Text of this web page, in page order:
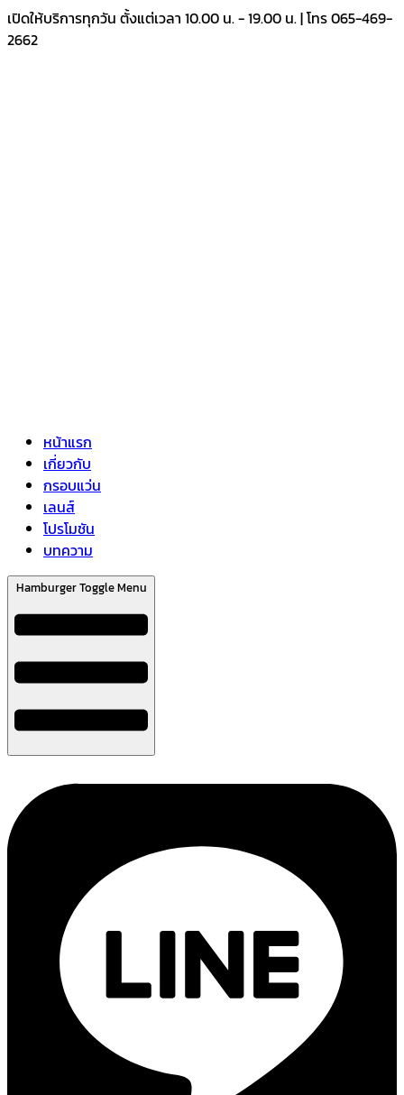
Skip
to
เปิดให้บริการทุกวัน ตั้งแต่เวลา 10.00 น. - 19.00 น. | โทร 065-469-
2662
หน้าแรก
เกี่ยวกับ
กรอบแว่น
เลนส์
โปรโมชัน
บทความ
Hamburger Toggle Menu